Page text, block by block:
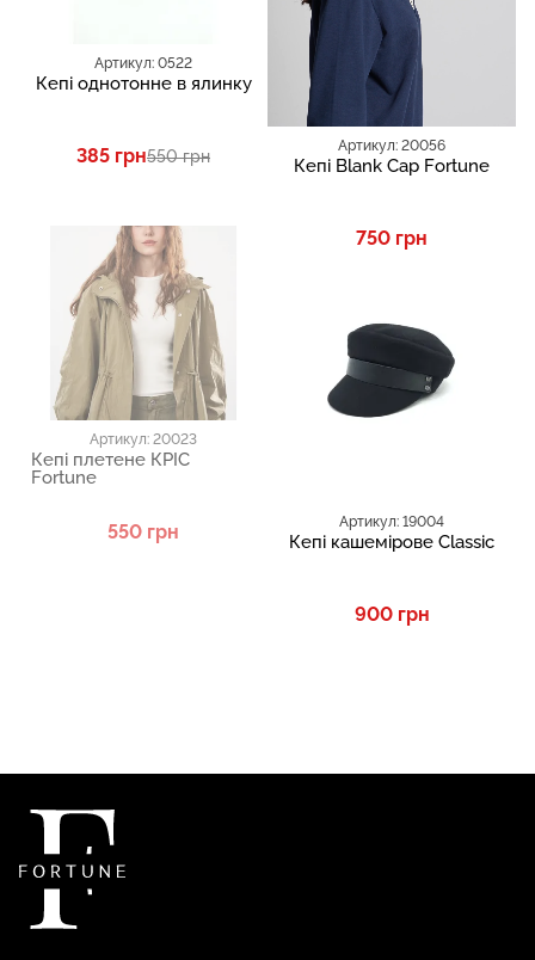
Артикул: 0522
Кепі однотонне в ялинку
385 грн550 грн
Артикул: 20023
Кепі плетене КРІС
Fortune
550 грн
Артикул: 20056
Кепі Blank Cap Fortune
750 грн
Артикул: 19004
Кепі кашемірове Classic
900 грн